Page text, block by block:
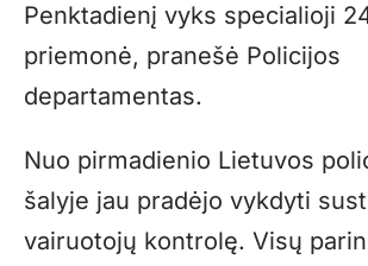
Penktadienį vyks specialioji
priemonė, pranešė Policijos
departamentas.
Nuo pirmadienio Lietuvos
šalyje jau pradėjo vykdyti
vairuotojų kontrolę. Visų